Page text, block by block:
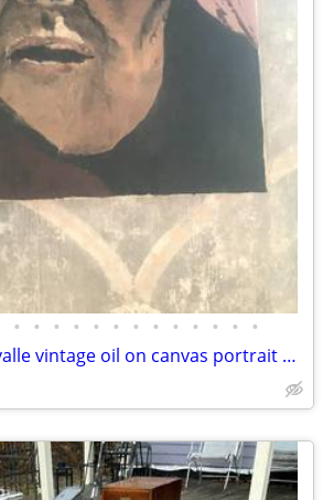
• • • • • • • • • • • • •
Original signed Lavalle vintage oil on canvas portrait A126